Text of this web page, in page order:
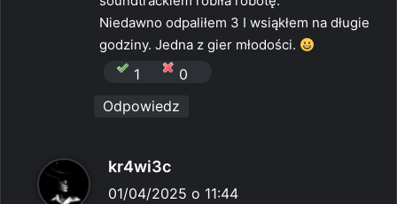
Niedawno odpaliłem 3 I wsiąkłem na długie
godziny. Jedna z gier młodości.
1
0
Odpowiedz
kr4wi3c
i
01/04/2025 o 11:44